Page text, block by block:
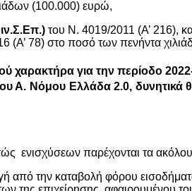
(100.000) ευρώ,
του N. 4019/2011 (Α’ 216),
(Α’ 78) στο ποσό των πενήντα
χαρακτήρα για την περίοδο
Α. Νόμου Ελλάδα 2.0, δυνητικά
ενισχύσεων παρέχονται τα
από την καταβολή φόρου